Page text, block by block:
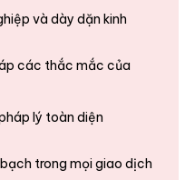
và dày dặn kinh
các thắc mắc của
lý toàn diện
trong mọi giao dịch